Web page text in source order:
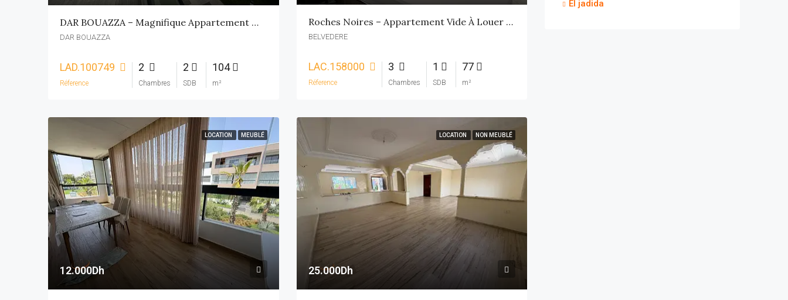
DAR BOUAZZA – Magnifique Appartement Meublé À Louer 2 CH
DAR BOUAZZA
LAD.100749
Réference
2
Chambres
2
SDB
104
m²
Roches Noires – Appartement Vide À Louer – 77 M² 2 CH
BELVEDERE
LAC.158000
Réference
3
Chambres
1
SDB
77
m²
LOCATION MEUBLÉ
12.000Dh
LOCATION NON MEUBLÉ
25.000Dh
El jadida